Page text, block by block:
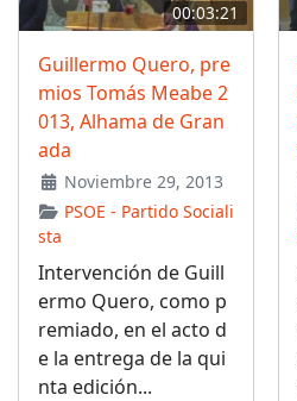
00:03:21
Guillermo Quero, pre
mios Tomás Meabe 2
013, Alhama de Gran
ada
Noviembre 29, 2013
PSOE - Partido Sociali
sta
Intervención de Guill
ermo Quero, como p
remiado, en el acto d
e la entrega de la qui
nta edición...